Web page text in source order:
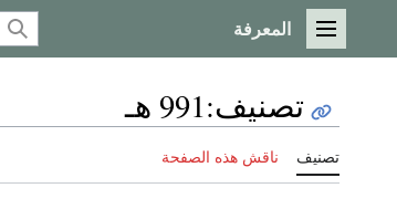
القائمة الرئيسية
المعرفة
تصنيف:991 هـ
تصنيف ناقش هذه الصفحة